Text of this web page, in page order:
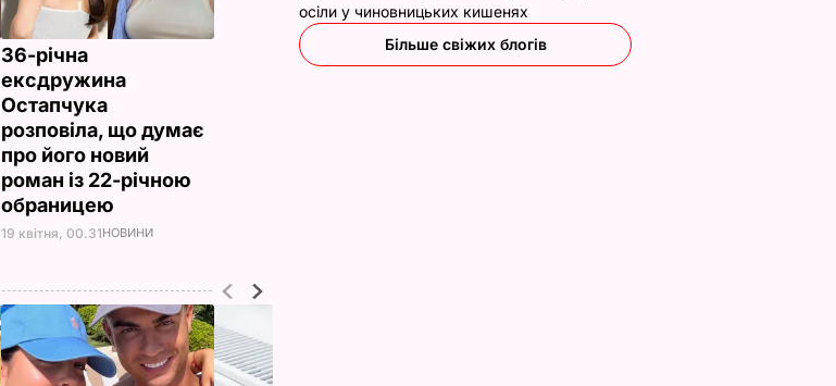
36-річна
ексдружина
Остапчука
розповіла, що думає
про його новий
роман із 22-річною
обраницею
19 квітня, 00.31НОВИНИ
осіли у чиновницьких кишенях
Більше свіжих блогів